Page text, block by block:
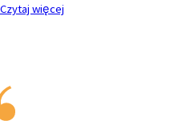
Czytaj więcej